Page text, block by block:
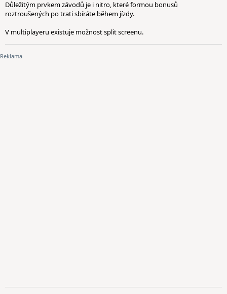
Důležitým prvkem závodů je i nitro, které formou bonusů
roztroušených po trati sbíráte během jízdy.
V multiplayeru existuje možnost split screenu.